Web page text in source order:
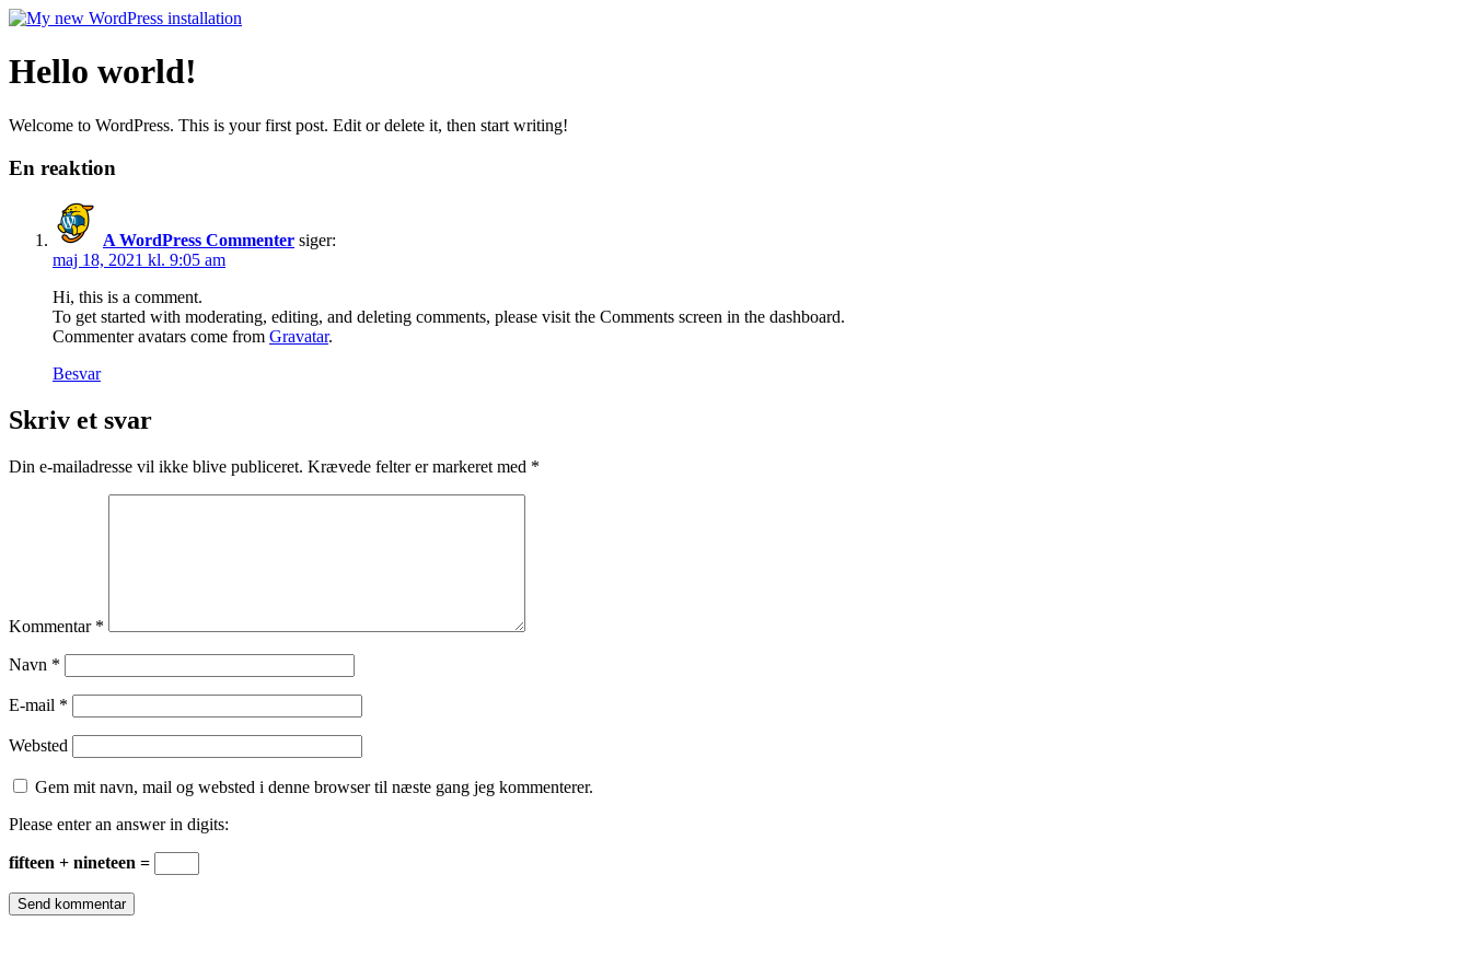
Hello world!
Welcome to WordPress. This is your first post. Edit or delete it, then start writing!
En reaktion
A WordPress Commenter siger:
maj 18, 2021 kl. 9:05 am
Hi, this is a comment.
To get started with moderating, editing, and deleting comments, please visit the Comments screen in the dashboard.
Commenter avatars come from Gravatar.
Besvar
Skriv et svar
Din e-mailadresse vil ikke blive publiceret. Krævede felter er markeret med *
Kommentar *
Navn *
E-mail *
Websted
Gem mit navn, mail og websted i denne browser til næste gang jeg kommenterer.
Please enter an answer in digits:
fifteen + nineteen =